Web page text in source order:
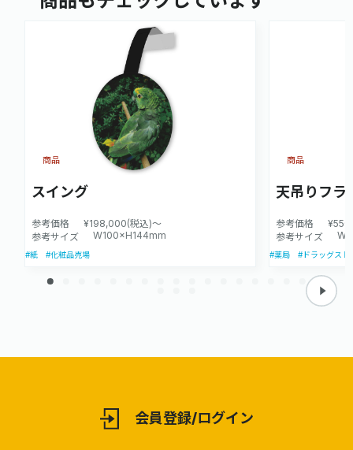
スイング
参考価格
¥198,000(税込)～
参考サイズ
W100×H144mm
商品
#紙 #化粧品売場
天吊りフラ
参考価格
参考サイズ
商品
#薬局 #ドラッグスト
会員登録/ログイン